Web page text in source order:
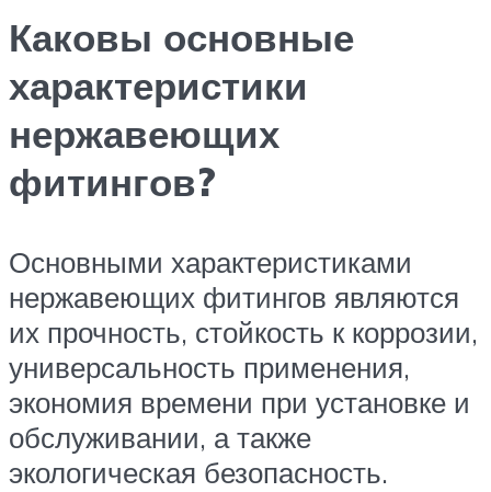
Каковы основные
характеристики
нержавеющих
фитингов?
Основными характеристиками
нержавеющих фитингов являются
их прочность, стойкость к коррозии,
универсальность применения,
экономия времени при установке и
обслуживании, а также
экологическая безопасность.